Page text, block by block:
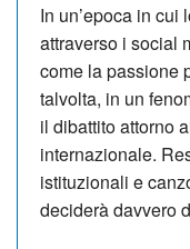
In un’epoca in cui
attraverso i social
come la passione
talvolta, in un
il dibattito attorno
internazionale.
istituzionali e
deciderà davvero